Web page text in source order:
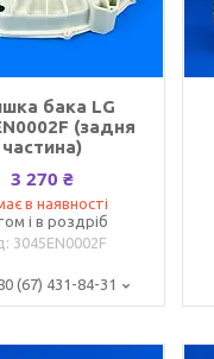
бака LG
(задня
частина)
3 270 ₴
в наявності
і в роздріб
3045EN0002F
(67) 431-84-31